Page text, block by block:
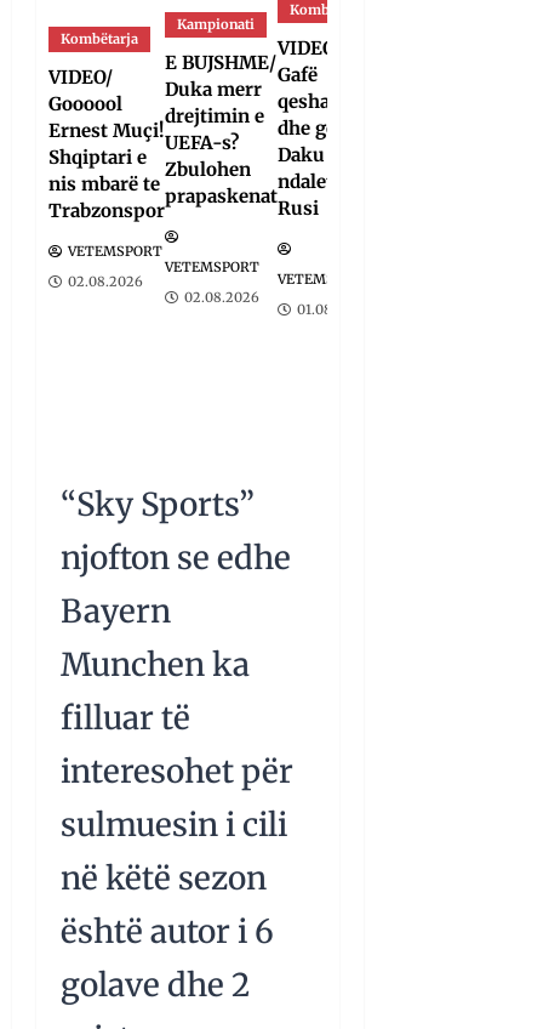
Kombëtarja
VIDEO/
Goooool
Ernest Muçi!
Shqiptari e
nis mbarë te
Trabzonspor
VETEMSPORT
02.08.2026
Kampionati
E BUJSHME/
Duka merr
drejtimin e
UEFA-s?
Zbulohen
prapaskenat
VETEMSPORT
02.08.2026
Kombëtarja
VIDEO/
Gafë
qesharake
dhe gol,
Daku nuk
ndalet në
Rusi
VETEMSPORT
01.08.2026
“Sky Sports”
njofton se edhe
Bayern
Munchen ka
filluar të
interesohet për
sulmuesin i cili
në këtë sezon
është autor i 6
golave dhe 2